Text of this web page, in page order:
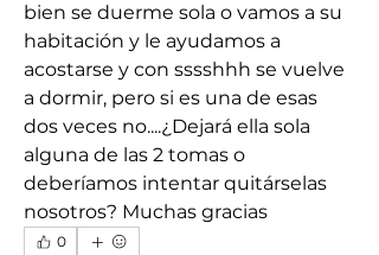
bien se duerme sola o vamos a su
habitación y le ayudamos a
acostarse y con sssshhh se vuelve
a dormir, pero si es una de esas
dos veces no....¿Dejará ella sola
alguna de las 2 tomas o
deberíamos intentar quitárselas
nosotros? Muchas gracias
0